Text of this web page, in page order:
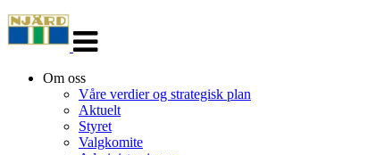
navigasjon
Om oss
Våre verdier og strategisk plan
Aktuelt
Styret
Valgkomite